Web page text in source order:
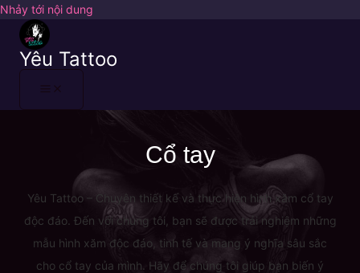
Nhảy tới nội dung
Yêu Tattoo
Cổ tay
Yêu Tattoo – Chuyên thiết kế và thực hiện hình xăm cổ tay
độc đáo. Đến với chúng tôi, bạn sẽ được trải nghiệm những
mẫu hình xăm độc đáo, tinh tế và mang ý nghĩa sâu sắc
cho cổ tay của mình. Hãy để chúng tôi giúp bạn biến ý